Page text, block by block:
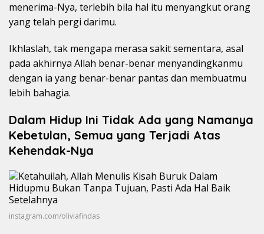
menerima-Nya, terlebih bila hal itu menyangkut orang
yang telah pergi darimu.
Ikhlaslah, tak mengapa merasa sakit sementara, asal
pada akhirnya Allah benar-benar menyandingkanmu
dengan ia yang benar-benar pantas dan membuatmu
lebih bahagia.
Dalam Hidup Ini Tidak Ada yang Namanya
Kebetulan, Semua yang Terjadi Atas
Kehendak-Nya
instagram.com/oliviafindas